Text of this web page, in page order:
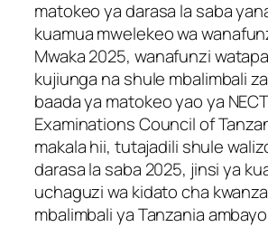
matokeo ya darasa la saba
kuamua mwelekeo wa
Mwaka 2025, wanafunzi
kujiunga na shule mbalimbali
baada ya matokeo yao ya
Examinations Council of
makala hii, tutajadili shule
darasa la saba 2025, jinsi ya
uchaguzi wa kidato cha
mbalimbali ya Tanzania